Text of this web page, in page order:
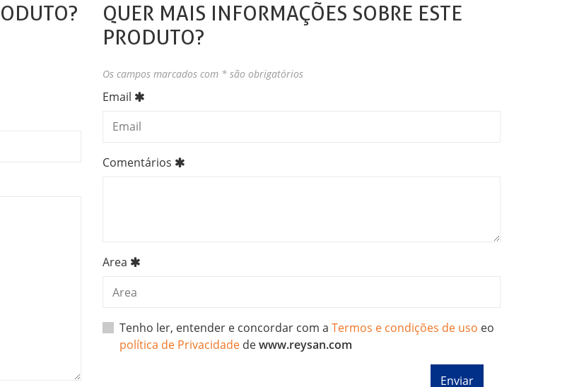
QUER MAIS INFORMAÇÕES SOBRE ESTE
PRODUTO?
Os campos marcados com * são obrigatórios
Email
Comentários
Area
Tenho ler, entender e concordar com a Termos e condições de uso eo
política de Privacidadedewww.reysan.com